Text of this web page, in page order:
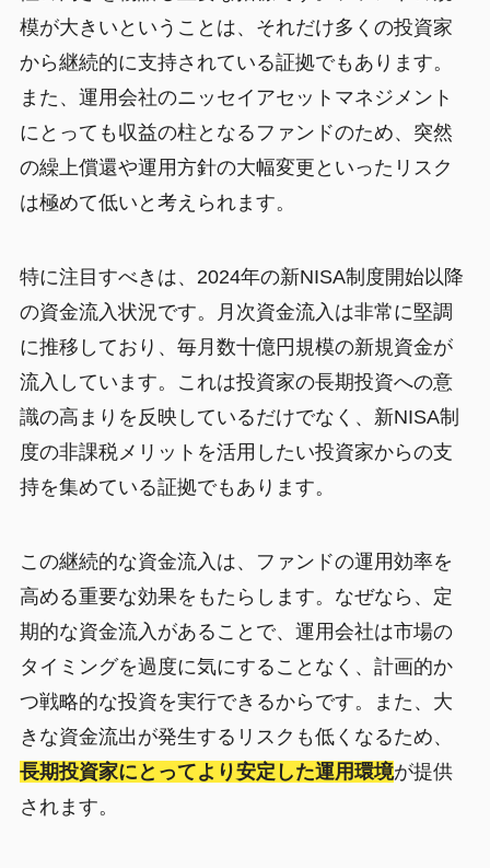
模が大きいということは、それだけ多くの投資家
から継続的に支持されている証拠でもあります。
また、運用会社のニッセイアセットマネジメント
にとっても収益の柱となるファンドのため、突然
の繰上償還や運用方針の大幅変更といったリスク
は極めて低いと考えられます。
特に注目すべきは、2024年の新NISA制度開始以降
の資金流入状況です。月次資金流入は非常に堅調
に推移しており、毎月数十億円規模の新規資金が
流入しています。これは投資家の長期投資への意
識の高まりを反映しているだけでなく、新NISA制
度の非課税メリットを活用したい投資家からの支
持を集めている証拠でもあります。
この継続的な資金流入は、ファンドの運用効率を
高める重要な効果をもたらします。なぜなら、定
期的な資金流入があることで、運用会社は市場の
タイミングを過度に気にすることなく、計画的か
つ戦略的な投資を実行できるからです。また、大
きな資金流出が発生するリスクも低くなるため、
長期投資家にとってより安定した運用環境が提供
されます。